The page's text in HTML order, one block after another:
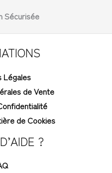
Sécurisée
Légales
de Vente
de Cookies
?